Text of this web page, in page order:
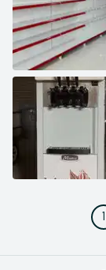
1